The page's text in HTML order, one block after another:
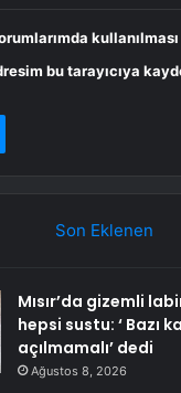
bu tarayıcıya
Son Eklenen
Mısır’da gizemli
hepsi sustu: ‘ Bazı
açılmamalı’ dedi
Ağustos 8, 2026